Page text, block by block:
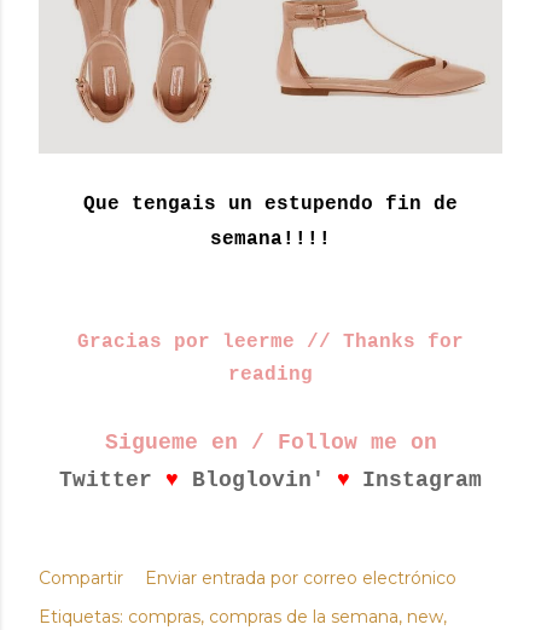
Que tengais un estupendo fin de
semana!!!!
Gracias por leerme // Thanks for
reading
Sigueme en / Follow me on
Twitter
♥ Bloglovin' ♥ Instagram
Compartir
Enviar entrada por correo electrónico
Etiquetas: compras compras de la semana new